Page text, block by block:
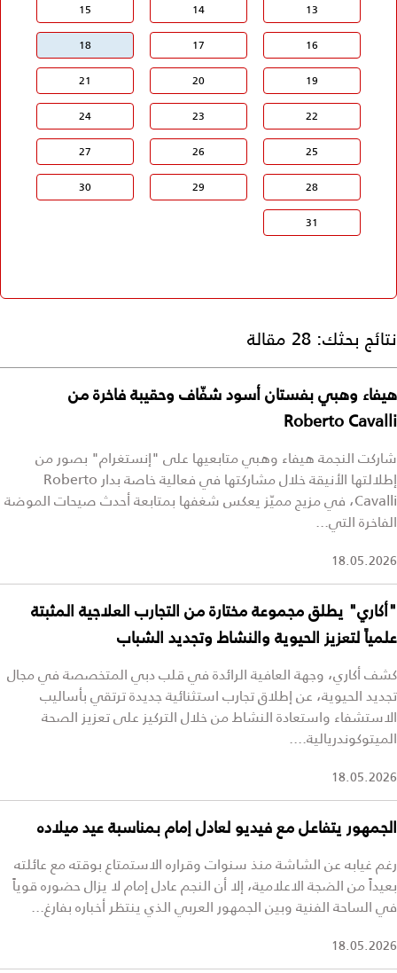
13
14
15
16
17
18
19
20
21
22
23
24
25
26
27
28
29
30
31
نتائج بحثك: 28 مقالة
هيفاء وهبي بفستان أسود شفّاف وحقيبة فاخرة من
Roberto Cavalli
شاركت النجمة هيفاء وهبي متابعيها على "إنستغرام" بصور من
إطلالتها الأنيقة خلال مشاركتها في فعالية خاصة بدار Roberto
Cavalli، في مزيج مميّز يعكس شغفها بمتابعة أحدث صيحات الموضة
الفاخرة التي...
18.05.2026
"أكاري" يطلق مجموعة مختارة من التجارب العلاجية المثبتة
علمياً لتعزيز الحيوية والنشاط وتجديد الشباب
كشف أكاري، وجهة العافية الرائدة في قلب دبي المتخصصة في مجال
تجديد الحيوية، عن إطلاق تجارب استثنائية جديدة ترتقي بأساليب
الاستشفاء واستعادة النشاط من خلال التركيز على تعزيز الصحة
الميتوكوندريالية....
18.05.2026
الجمهور يتفاعل مع فيديو لعادل إمام بمناسبة عيد ميلاده
رغم غيابه عن الشاشة منذ سنوات وقراره الاستمتاع بوقته مع عائلته
بعيداً من الضجة الاعلامية، إلا أن النجم عادل إمام لا يزال حضوره قوياً
في الساحة الفنية وبين الجمهور العربي الذي ينتظر أخباره بفارغ...
18.05.2026